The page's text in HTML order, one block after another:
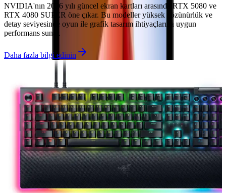
NVIDIA'nın 2026 yılı güncel ekran kartları arasında RTX 5080 ve
RTX 4080 SUPER öne çıkar. Bu modeller yüksek çözünürlük ve
detay seviyesinde oyun ile grafik tasarım ihtiyaçlarına uygun
performans sunar.
Daha fazla bilgi edinin